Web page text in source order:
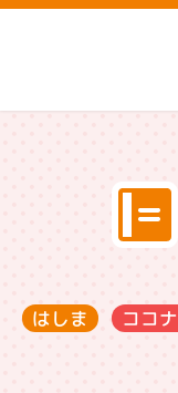
はしま ココ